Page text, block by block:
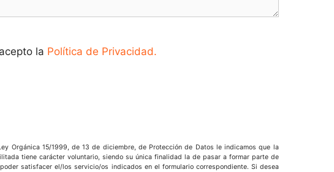
la Política de Privacidad.
Orgánica 15/1999, de 13 de diciembre, de Protección de Datos le indicamos que la
tiene carácter voluntario, siendo su única finalidad la de pasar a formar parte de
satisfacer el/los servicio/os indicados en el formulario correspondiente. Si desea